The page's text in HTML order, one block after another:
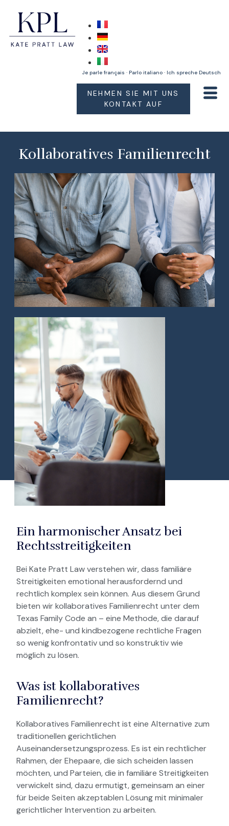
Je parle français · Parlo italiano · Ich spreche Deutsch
NEHMEN SIE MIT UNS
KONTAKT AUF
Kollaboratives Familienrecht
Ein harmonischer Ansatz bei
Rechtsstreitigkeiten
Bei Kate Pratt Law verstehen wir, dass familiäre
Streitigkeiten emotional herausfordernd und
rechtlich komplex sein können. Aus diesem Grund
bieten wir kollaboratives Familienrecht unter dem
Texas Family Code an – eine Methode, die darauf
abzielt, ehe- und kindbezogene rechtliche Fragen
so wenig konfrontativ und so konstruktiv wie
möglich zu lösen.
Was ist kollaboratives
Familienrecht?
Kollaboratives Familienrecht ist eine Alternative zum
traditionellen gerichtlichen
Auseinandersetzungsprozess. Es ist ein rechtlicher
Rahmen, der Ehepaare, die sich scheiden lassen
möchten, und Parteien, die in familiäre Streitigkeiten
verwickelt sind, dazu ermutigt, gemeinsam an einer
für beide Seiten akzeptablen Lösung mit minimaler
gerichtlicher Intervention zu arbeiten.